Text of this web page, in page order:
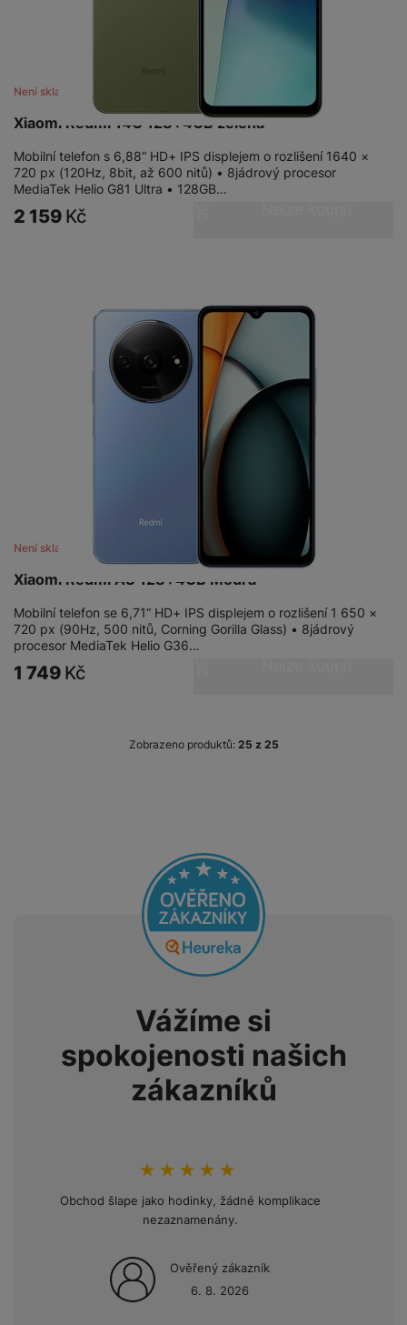
Xiaomi Redmi 14C 128+4GB zelená
Není skladem
Mobilní telefon s 6,88“ HD+ IPS displejem o rozlišení 1640 ×
720 px (120Hz, 8bit, až 600 nitů) • 8jádrový procesor
MediaTek Helio G81 Ultra • 128GB…
2 159 Kč
Xiaomi Redmi A3 128+4GB Modrá
Není skladem
Mobilní telefon se 6,71“ HD+ IPS displejem o rozlišení 1 650 ×
720 px (90Hz, 500 nitů, Corning Gorilla Glass) • 8jádrový
procesor MediaTek Helio G36…
1 749 Kč
Zobrazeno produktů: z 25
Vážíme si
spokojenosti našich
zákazníků
hodnoceni_zakazniku
100 %
Obchod šlape jako hodinky, žádné komplikace
nezaznamenány.
Ověřený zákazník
6. 8. 2026